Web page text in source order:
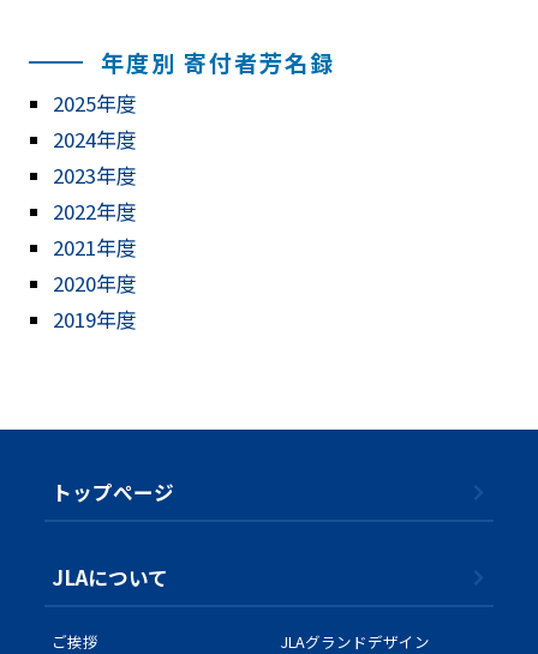
年度別 寄付者芳名録
2025年度
2024年度
2023年度
2022年度
2021年度
2020年度
2019年度
トップぺージ
JLAについて
ご挨拶
JLAグランドデザイン